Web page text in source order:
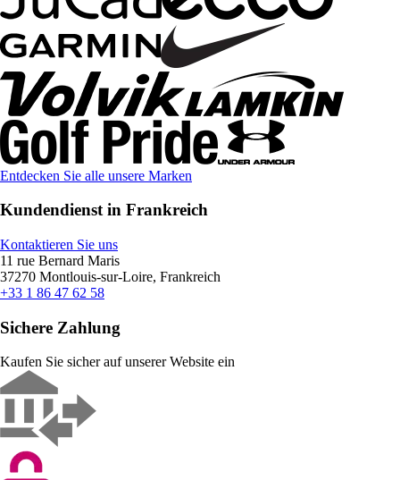
Entdecken Sie alle unsere Marken
Kundendienst in Frankreich
Kontaktieren Sie uns
11 rue Bernard Maris
37270 Montlouis-sur-Loire, Frankreich
+33 1 86 47 62 58
Sichere Zahlung
Kaufen Sie sicher auf unserer Website ein